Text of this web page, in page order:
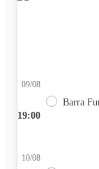
19:00
09/08
Barra
10/08